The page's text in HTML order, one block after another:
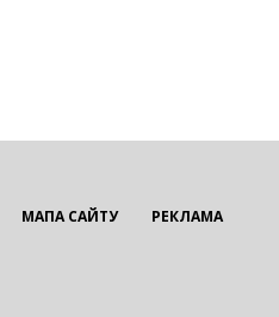
МАПА САЙТУ РЕКЛАМА